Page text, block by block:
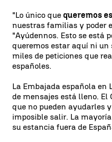
"Lo único que queremos
nuestras familias y poder
"Ayúdennos. Esto se está
queremos estar aquí ni un
miles de peticiones que
españoles.
La Embajada española en
de mensajes está lleno. El
que no pueden ayudarles
imposible salir. La
su estancia fuera de